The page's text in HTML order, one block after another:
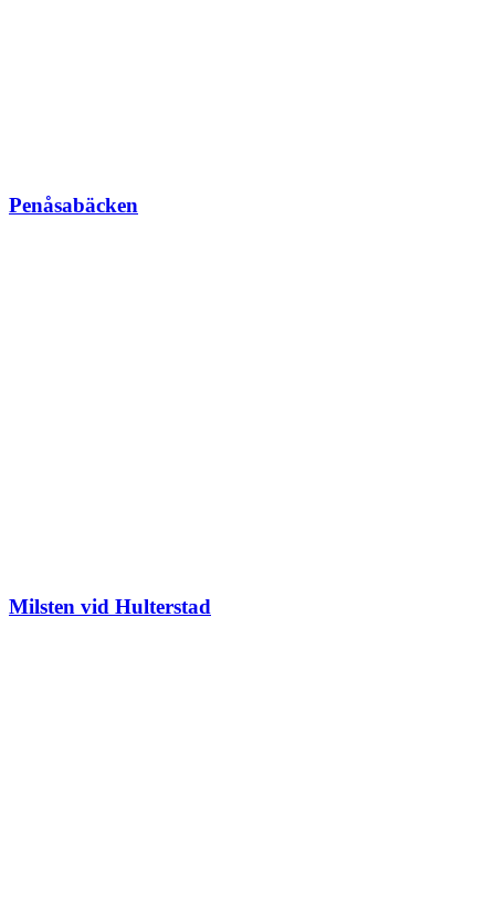
Penåsabäcken
Milsten vid Hulterstad